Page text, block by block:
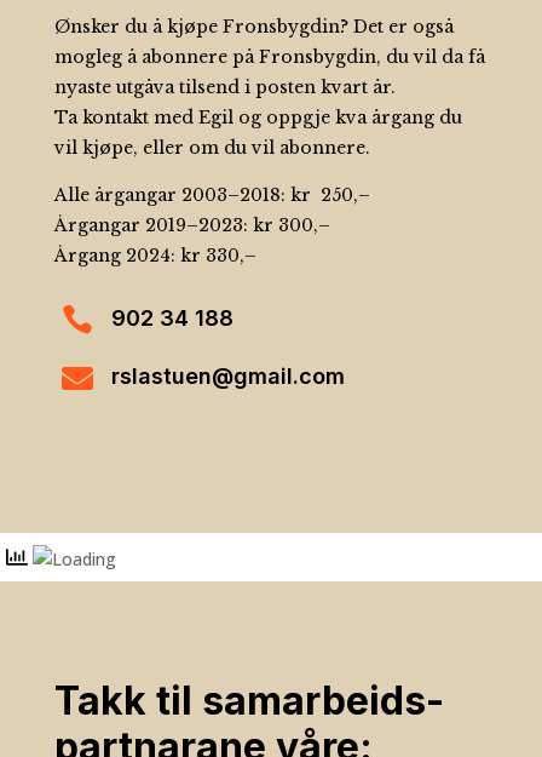
Ønsker du å kjøpe Fronsbygdin? Det er også
mogleg å abonnere på Fronsbygdin, du vil da få
nyaste utgåva tilsend i posten kvart år.
Ta kontakt med Egil og oppgje kva årgang du
vil kjøpe, eller om du vil abonnere.
Alle årgangar 2003–2018: kr 250,–
Årgangar 2019–2023: kr 300,–
Årgang 2024: kr 330,–
 902 34 188
 rslastuen@gmail.com
Takk til samarbeids­
partnarane våre: